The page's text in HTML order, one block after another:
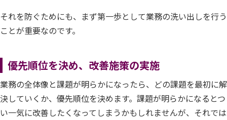
それを防ぐためにも、まず第一歩として業務の洗い出しを行う
ことが重要なのです。
優先順位を決め、改善施策の実施
業務の全体像と課題が明らかになったら、どの課題を最初に解
決していくか、優先順位を決めます。課題が明らかになるとつ
い一気に改善したくなってしまうかもしれませんが、それでは